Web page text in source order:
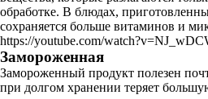
обработке. В блюдах,
сохраняется больше витаминов и
https://youtube.com/
Замороженная
Замороженный продукт полезен
при долгом хранении теряет